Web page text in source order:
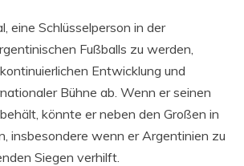
eine Schlüsselperson in der
Fußballs zu werden,
Entwicklung und
Bühne ab. Wenn er seinen
könnte er neben den Großen in
insbesondere wenn er Argentinien zu
Siegen verhilft.